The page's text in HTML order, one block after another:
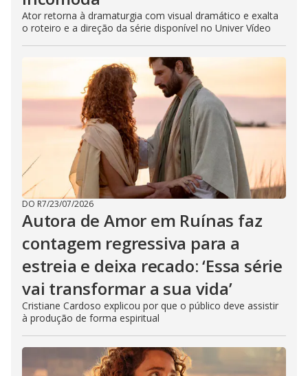
Ator retorna à dramaturgia com visual dramático e exalta
o roteiro e a direção da série disponível no Univer Vídeo
DO R7/23/07/2026
Autora de Amor em Ruínas faz
contagem regressiva para a
estreia e deixa recado: ‘Essa série
vai transformar a sua vida’
Cristiane Cardoso explicou por que o público deve assistir
à produção de forma espiritual